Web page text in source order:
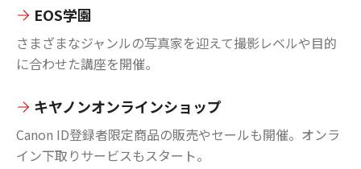
EOS学園
さまざまなジャンルの写真家を迎えて撮影レベルや目的
に合わせた講座を開催。
キヤノンオンラインショップ
Canon ID登録者限定商品の販売やセールも開催。オンラ
イン下取りサービスもスタート。